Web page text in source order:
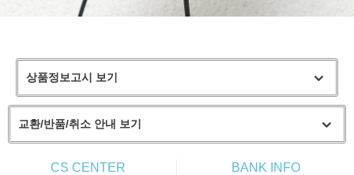
상품정보고시 보기
교환/반품/취소 안내 보기
CS CENTER BANK INFO